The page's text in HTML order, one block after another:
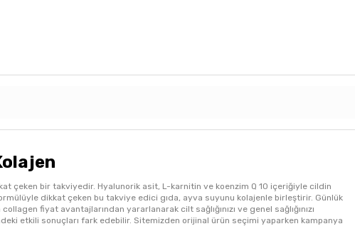
çeken bir takviyedir. Hyalunorik asit, L-karnitin ve koenzim Q 10 içeriğiyle cildin
dikkat çeken bu takviye edici gıda, ayva suyunu kolajenle birleştirir. Günlük
fiyat avantajlarından yararlanarak cilt sağlığınızı ve genel sağlığınızı
etkili sonuçları fark edebilir. Sitemizden orijinal ürün seçimi yaparken kampanya